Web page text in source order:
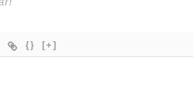
{} [+]